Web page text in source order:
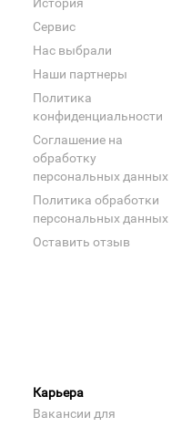
Сервис
Нас выбрали
Наши партнеры
Политика
конфиденциальности
Соглашение на
обработку
персональных данных
Политика обработки
персональных данных
Оставить отзыв
Карьера
Вакансии для